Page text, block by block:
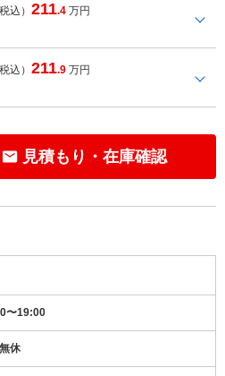
込）211.4 万円
込）211.9 万円
見積もり・在庫確認
〜19:00
休